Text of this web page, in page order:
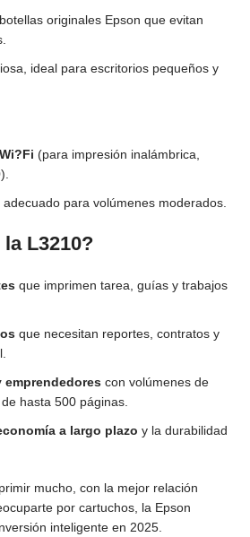
originales Epson que evitan
ideal para escritorios pequeños y
(para impresión inalámbrica,
, adecuado para volúmenes moderados.
L3210?
que imprimen tarea, guías y trabajos
que necesitan reportes, contratos y
emprendedores con volúmenes de
hasta 500 páginas.
a largo plazo y la durabilidad
mucho, con la mejor relación
por cartuchos, la Epson
inteligente en 2025.